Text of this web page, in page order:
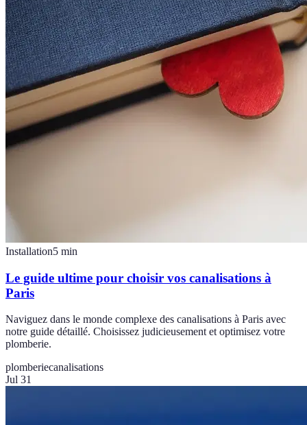
Installation5 min
Le guide ultime pour choisir vos canalisations à
Paris
Naviguez dans le monde complexe des canalisations à Paris avec
notre guide détaillé. Choisissez judicieusement et optimisez votre
plomberie.
plomberiecanalisations
Jul 31